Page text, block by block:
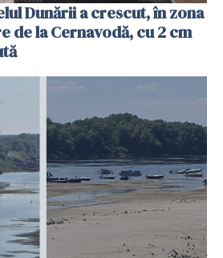
Dunării a crescut, în zona
de la Cernavodă, cu 2 cm